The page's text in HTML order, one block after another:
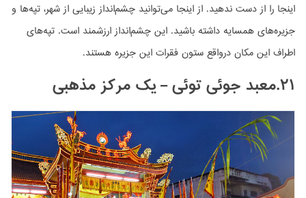
اینجا را از دست ندهید. از اینجا می‌توانید چشم‌انداز زیبایی از شهر، تپه‌ها و
جزیره‌های همسایه داشته باشید. این چشم‌انداز ارزشمند است. تپه‌های
اطراف این مکان درواقع ستون فقرات این جزیره هستند.
۲۱.معبد جوئی توئی – یک مرکز مذهبی